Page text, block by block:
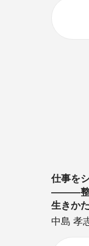
仕事を
―――整
生きか
中島 孝